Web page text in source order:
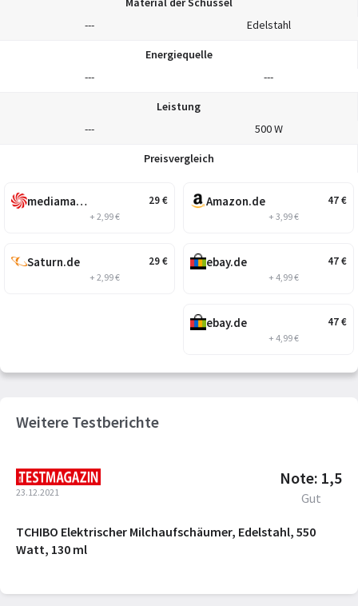
---
Edelstahl
Energiequelle
---
---
Leistung
---
500 W
Preisvergleich
29€
mediamarkt.de
+ 2,99 €
29€
Saturn.de
+ 2,99 €
47€
Amazon.de
+ 3,99 €
47€
ebay.de
+ 4,99 €
47€
ebay.de
+ 4,99 €
Weitere Testberichte
23.12.2021
Note: 1,5
Gut
TCHIBO Elektrischer Milchaufschäumer, Edelstahl, 550
Watt, 130 ml